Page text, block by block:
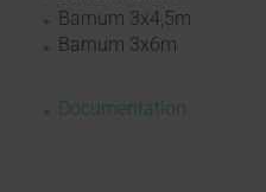
Barnum 3x4,5m
Barnum 3x6m
Documentation